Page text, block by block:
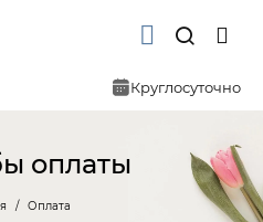
Круглосуточно
оплаты
Оплата